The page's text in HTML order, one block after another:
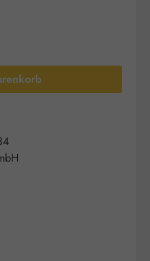
den gewünschten